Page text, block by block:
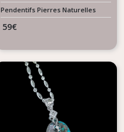
carats
Pendentifs Pierres Naturelles
Gemme
59€